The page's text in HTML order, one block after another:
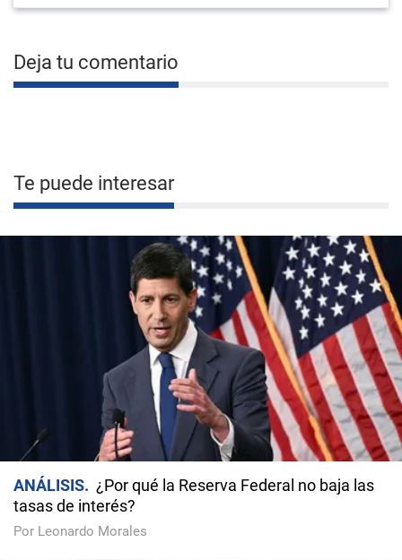
Deja tu comentario
Te puede interesar
ANÁLISIS
¿Por qué la Reserva Federal no baja las
tasas de interés?
Por Leonardo Morales